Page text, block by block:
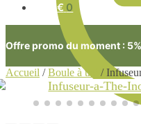
0.00€ 0
Offre promo du moment :
Accueil /Boule à thé /